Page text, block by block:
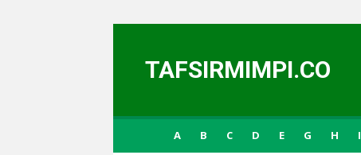
TAFSIRMIMPI.CO
A B C D E G H I